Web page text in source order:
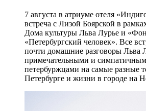
7 августа в атриуме отеля
встреча с Лизой Боярской в
Дома культуры Льва Лурье и
«Петербургский человек». Все
почти домашние разговоры Льва
примечательными и
петербуржцами на самые разные
Петербурге и жизни в городе на